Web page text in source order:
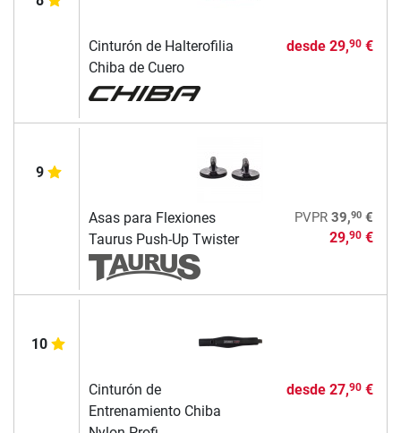
Cinturón de Halterofilia
Chiba de Cuero
desde 29,90€
9
Asas para Flexiones
Taurus Push-Up Twister
PVPR 39,90€
29,90€
10
Cinturón de
Entrenamiento Chiba
desde 27,90€